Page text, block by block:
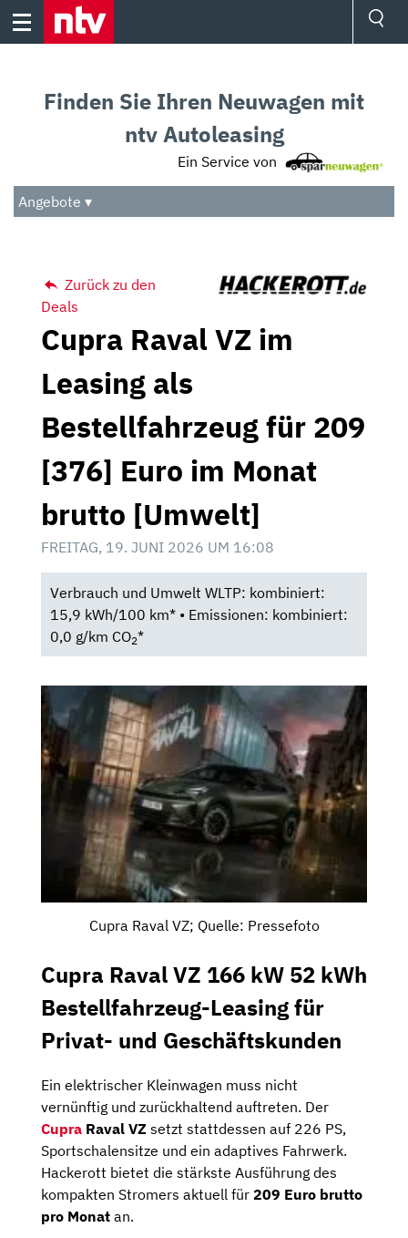
Skip
Audio
Das Beste
Finden Sie Ihren Neuwagen mit
ntv Autoleasing
Ein Service von
Angebote ▾
Zurück zu den
Deals
Cupra Raval VZ im
Leasing als
Bestellfahrzeug für 209
[376] Euro im Monat
brutto [Umwelt]
FREITAG, 19. JUNI 2026 UM 16:08
Verbrauch und Umwelt WLTP: kombiniert:
15,9 kWh/100 km* • Emissionen: kombiniert:
0,0 g/km CO2*
Cupra Raval VZ; Quelle: Pressefoto
Cupra Raval VZ 166 kW 52 kWh
Bestellfahrzeug-Leasing für
Privat- und Geschäftskunden
Ein elektrischer Kleinwagen muss nicht
vernünftig und zurückhaltend auftreten. Der
Cupra Raval VZ setzt stattdessen auf 226 PS,
Sportschalensitze und ein adaptives Fahrwerk.
Hackerott bietet die stärkste Ausführung des
kompakten Stromers aktuell für 209 Euro brutto
pro Monat an.